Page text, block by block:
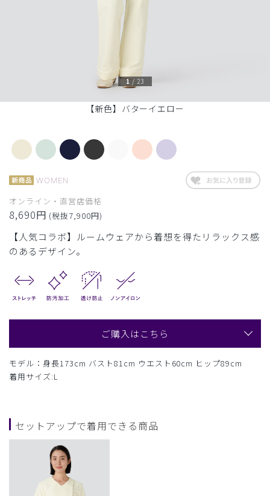
【新色】バターイエロー
1/ 23
WOMEN
オンライン・直営店価格
8,690円 (税抜7,900円)
【人気コラボ】ルームウェアから着想を得たリラックス感
のあるデザイン。
ご購入はこちら
モデル：身長173cm バスト81cm ウエスト60cm ヒップ89cm
着用サイズ:L
セットアップで着用できる商品